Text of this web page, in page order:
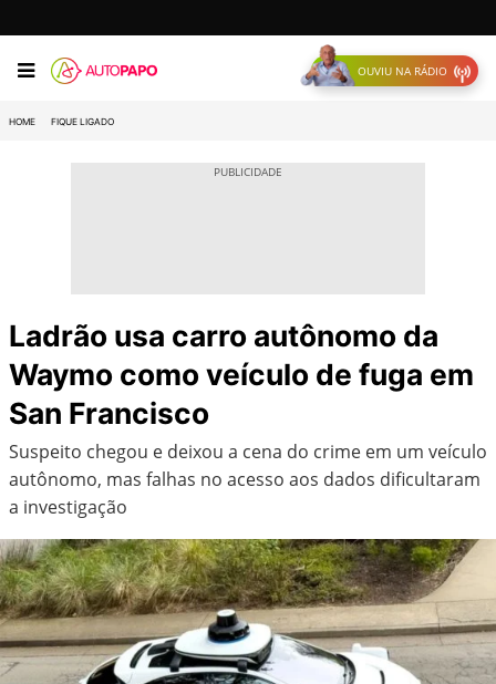
OUVIU NA RÁDIO
HOME FIQUE LIGADO
Ladrão usa carro autônomo da
Waymo como veículo de fuga em
San Francisco
Suspeito chegou e deixou a cena do crime em um veículo
autônomo, mas falhas no acesso aos dados dificultaram
a investigação